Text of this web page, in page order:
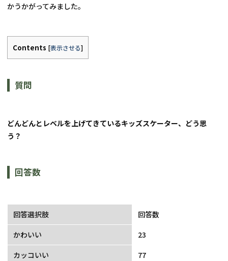
かうかがってみました。
Contents [表示させる]
質問
どんどんとレベルを上げてきているキッズスケーター、どう思
う？
回答数
回答選択肢
回答数
かわいい
23
カッコいい
77